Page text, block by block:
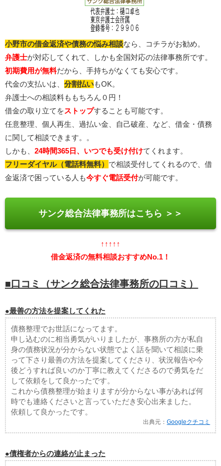
小野市の借金返済や債務の悩み相談なら、コチラがお勧め。
弁護士が対応してくれて、しかも全国対応の法律事務所です。
初期費用が無料だから、手持ちがなくても安心です。
代金の支払いは、 分割払いもOK。
弁護士への相談料ももちろん０円！
借金の取り立てをストップすることも可能です。
任意整理、個人再生、過払い金、自己破産、など、借金・債務
に関して相談できます。。
しかも、 24時間365日、いつでも受け付けてくれます。
フリーダイヤル（電話料無料） で相談受付してくれるので、借
金返済で困っている人も今すぐ電話受付が可能です。
サンク総合法律事務所はこちら ＞＞
↑↑↑↑↑
借金返済の無料相談おすすめNo.1！
■口コミ（サンク総合法律事務所の口コミ）
●最善の方法を提案してくれた
債務整理でお世話になってます。
申し込むのに相当勇気がいりましたが、事務所の方が私自
身の債務状況が分からない状態でよく話を聞いて相談に乗
って下さり最善の方法を提案してくださり、状況報告や今
後どうすれば良いのか丁寧に教えてくださるので勇気をだ
して依頼をして良かったです。
これから債務整理が始まりますが分からない事があれば何
時でも連絡くださいと言っていただき安心出来ました。
依頼して良かったです。
出典元：Googleクチコミ
●債権者からの連絡が止まった